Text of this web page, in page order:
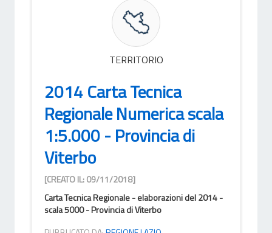
TERRITORIO
2014 Carta Tecnica
Regionale Numerica scala
1:5.000 - Provincia di
Viterbo
[CREATO IL: 09/11/2018]
Carta Tecnica Regionale - elaborazioni del 2014 -
scala 5000 - Provincia di Viterbo